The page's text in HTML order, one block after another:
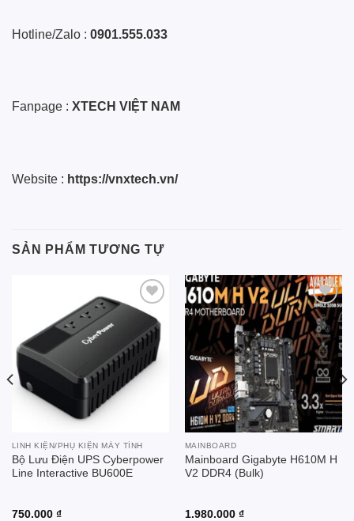
Hotline/Zalo : 0901.555.033
Fanpage : XTECH VIỆT NAM
Website : https://vnxtech.vn/
SẢN PHẨM TƯƠNG TỰ
Add to
wishlist
LINH KIỆN/PHỤ KIỆN MÁY TÍNH
Bộ Lưu Điện UPS Cyberpower
Line Interactive BU600E
750.000 ₫
Add to
wishlist
MAINBOARD
Mainboard Gigabyte H610M H
V2 DDR4 (Bulk)
1.980.000 ₫